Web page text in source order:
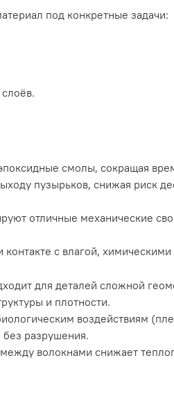
под конкретные задачи:
смолы, сокращая
пузырьков, снижая риск
отличные механические
контакте с влагой,
для деталей сложной
и плотности.
воздействиям
разрушения.
волокнами снижает